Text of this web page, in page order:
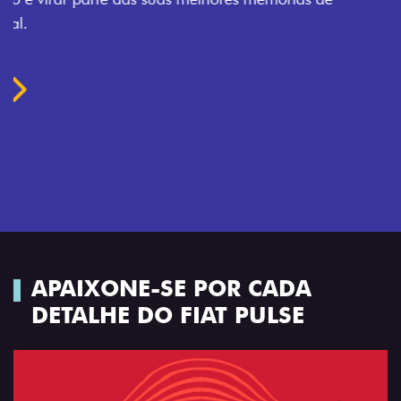
APAIXONE-SE POR CADA
DETALHE DO FIAT PULSE